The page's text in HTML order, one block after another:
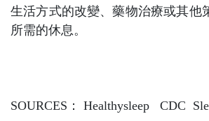
生活方式的改變、藥物治療或其他
所需的休息。
SOURCES ： Healthysleep CDC